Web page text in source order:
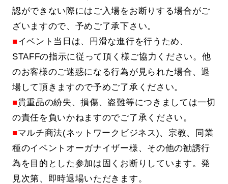
認ができない際にはご入場をお断りする場合がご
ざいますので、予めご了承下さい。
■イベント当日は、円滑な進行を行うため、
STAFFの指示に従って頂く様ご協力ください。他
のお客様のご迷惑になる行為が見られた場合、退
場して頂きますので予めご了承ください。
■貴重品の紛失、損傷、盗難等につきましては一切
の責任を負いかねますのでご了承ください。
■マルチ商法(ネットワークビジネス)、宗教、同業
種のイベントオーガナイザー様、その他の勧誘行
為を目的とした参加は固くお断りしています。発
見次第、即時退場いただきます。